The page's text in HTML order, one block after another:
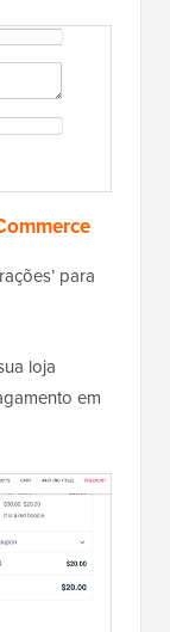
para
loja
em